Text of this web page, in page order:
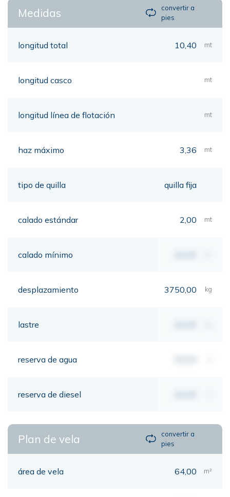
Medidas
convertir a
pies
longitud total 10,40 mt
longitud casco mt
longitud línea de flotación mt
haz máximo 3,36 mt
tipo de quilla quilla fija
calado estándar 2,00 mt
calado mínimo
desplazamiento 3750,00 kg
lastre
reserva de agua
reserva de diesel
Plan de vela
convertir a
pies
área de vela 64,00 m²